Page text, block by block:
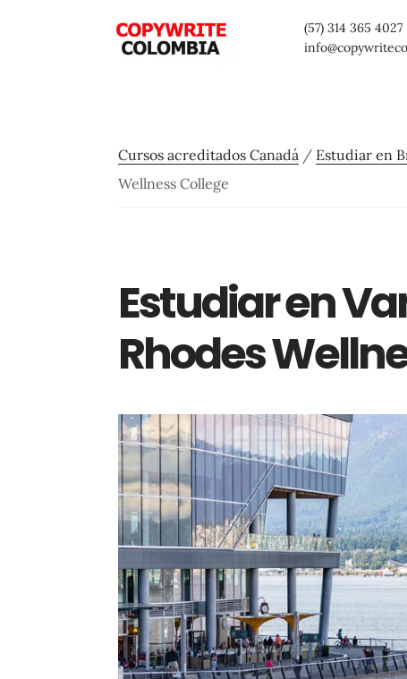
(57) 314 365 4027
Cursos acreditados Canadá / Estudiar en
Wellness College
Estudiar en
Rhodes